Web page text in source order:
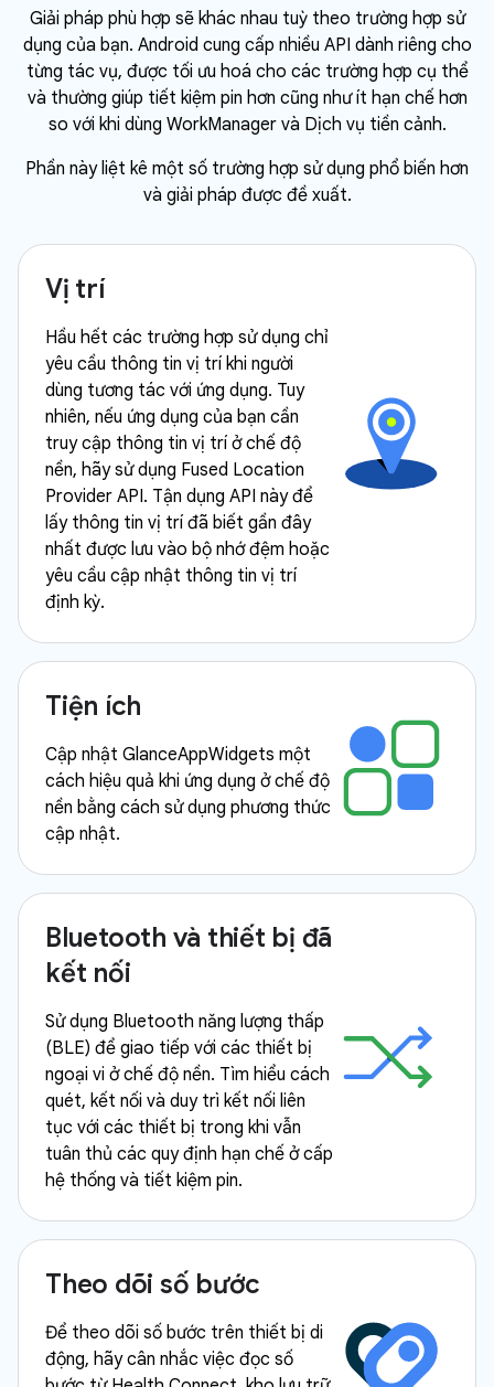
Giải pháp phù hợp sẽ khác nhau tuỳ theo trường hợp sử
dụng của bạn. Android cung cấp nhiều API dành riêng cho
từng tác vụ, được tối ưu hoá cho các trường hợp cụ thể
và thường giúp tiết kiệm pin hơn cũng như ít hạn chế hơn
so với khi dùng WorkManager và Dịch vụ tiền cảnh.
Phần này liệt kê một số trường hợp sử dụng phổ biến hơn
và giải pháp được đề xuất.
Vị trí
Hầu hết các trường hợp sử dụng chỉ
yêu cầu thông tin vị trí khi người
dùng tương tác với ứng dụng. Tuy
nhiên, nếu ứng dụng của bạn cần
truy cập thông tin vị trí ở chế độ
nền, hãy sử dụng Fused Location
Provider API. Tận dụng API này để
lấy thông tin vị trí đã biết gần đây
nhất được lưu vào bộ nhớ đệm hoặc
yêu cầu cập nhật thông tin vị trí
định kỳ.
Tiện ích
Cập nhật GlanceAppWidgets một
cách hiệu quả khi ứng dụng ở chế độ
nền bằng cách sử dụng phương thức
cập nhật.
Bluetooth và thiết bị đã
kết nối
Sử dụng Bluetooth năng lượng thấp
(BLE) để giao tiếp với các thiết bị
ngoại vi ở chế độ nền. Tìm hiểu cách
quét, kết nối và duy trì kết nối liên
tục với các thiết bị trong khi vẫn
tuân thủ các quy định hạn chế ở cấp
hệ thống và tiết kiệm pin.
Theo dõi số bước
Để theo dõi số bước trên thiết bị di
động, hãy cân nhắc việc đọc số